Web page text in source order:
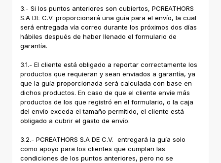
3.- Si los puntos anteriores son cubiertos, PCREATHORS
S.A DE C.V. proporcionará una guía para el envío, la cual
será entregada vía correo durante los próximos dos días
hábiles después de haber llenado el formulario de
garantía.
3.1.- El cliente está obligado a reportar correctamente los
productos que requieran y sean enviados a garantía, ya
que la guía proporcionada será calculada con base en
dichos productos. En caso de que el cliente envíe más
productos de los que registró en el formulario, o la caja
del envío exceda el tamaño permitido, el cliente está
obligado a cubrir el gasto de envío.
3.2.- PCREATHORS S.A DE C.V. entregará la guía solo
como apoyo para los clientes que cumplan las
condiciones de los puntos anteriores, pero no se